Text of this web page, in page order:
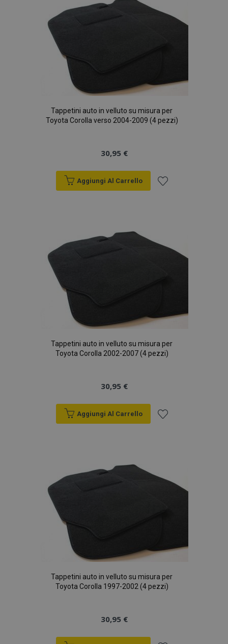
lista
desideri
Tappetini auto in velluto su misura per
Toyota Corolla verso 2004-2009 (4 pezzi)
30,95 €
Aggiungi Al Carrello
lista
desideri
Tappetini auto in velluto su misura per
Toyota Corolla 2002-2007 (4 pezzi)
30,95 €
Aggiungi Al Carrello
lista
desideri
Tappetini auto in velluto su misura per
Toyota Corolla 1997-2002 (4 pezzi)
30,95 €